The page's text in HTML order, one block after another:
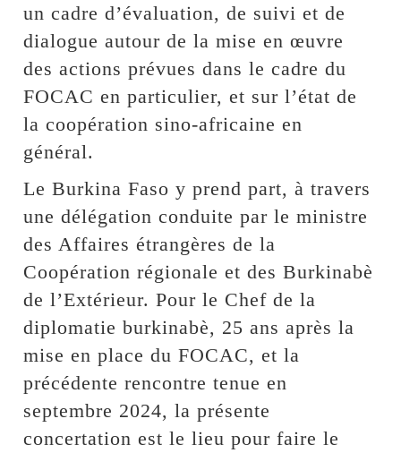
un cadre d’évaluation, de suivi et de
dialogue autour de la mise en œuvre
des actions prévues dans le cadre du
FOCAC en particulier, et sur l’état de
la coopération sino-africaine en
général.
Le Burkina Faso y prend part, à travers
une délégation conduite par le ministre
des Affaires étrangères de la
Coopération régionale et des Burkinabè
de l’Extérieur. Pour le Chef de la
diplomatie burkinabè, 25 ans après la
mise en place du FOCAC, et la
précédente rencontre tenue en
septembre 2024, la présente
concertation est le lieu pour faire le